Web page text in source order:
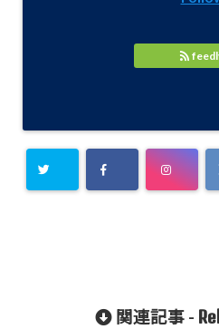
関連記事 -